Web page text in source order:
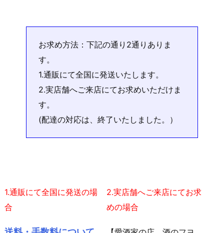
お求め方法：下記の通り2通りありま
す。
1.通販にて全国に発送いたします。
2.実店舗へご来店にてお求めいただけま
す。
(配達の対応は、終了いたしました。）
1.通販にて全国に発送の場
合
2.実店舗へご来店にてお求
めの場合